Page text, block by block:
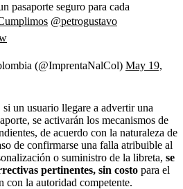
pasaporte seguro para cada
@petrogustavo
(@ImprentaNalCol) May 19,
un usuario llegare a advertir una
se activarán los mecanismos de
de acuerdo con la naturaleza de
de confirmarse una falla atribuible al
o suministro de la libreta, se
pertinentes, sin costo para el
con la autoridad competente.